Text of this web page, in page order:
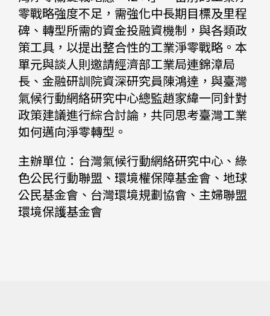
零戰略強度不足，需強化中長期目標及里程
碑、轉型所需的資金投融資機制，與各類政
策工具，以提出整合性的工業淨零戰略。本
單元與談人則邀請經濟部工業局連錦漳局
長、金融研訓院資深研究員陳鴻達，與臺灣
氣候行動網絡研究中心總監趙家緯一同針對
政策建議進行綜合討論，共同思考臺灣工業
如何邁向淨零轉型。
主辦單位：台灣氣候行動網絡研究中心、綠
色公民行動聯盟、環境權保障基金會、地球
公民基金會、台灣環境規劃協會、主婦聯盟
環境保護基金會